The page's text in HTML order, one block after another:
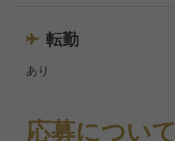
転勤
あり
応募について